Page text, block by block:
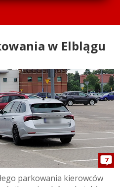
w Elblągu
7
parkowania kierowców